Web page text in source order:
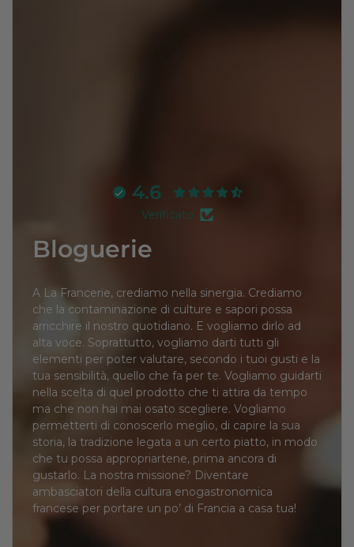
4.6
Verificato
Bloguerie
A La Francerie, crediamo nella sinergia. Crediamo
che la contaminazione di culture e sapori possa
arricchire il nostro quotidiano. E vogliamo dirlo ad
alta voce. Soprattutto, vogliamo darti tutti gli
elementi per poter valutare, secondo i tuoi gusti e la
tua sensibilità, quello che fa per te. Vogliamo guidarti
nella scelta di quel prodotto che ti attira da tempo
ma che non hai mai osato scegliere. Vogliamo
permetterti di conoscerlo meglio, di capire la sua
storia, la tradizione legata a un certo piatto, in modo
che tu possa appropriartene, prima ancora di
gustarlo. La nostra missione? Diventare
ambasciatori della cultura enogastronomica
francese per portare un po’ di Francia a casa tua!